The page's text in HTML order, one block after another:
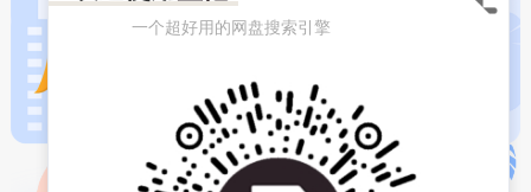
一个超好用的网盘搜索引擎